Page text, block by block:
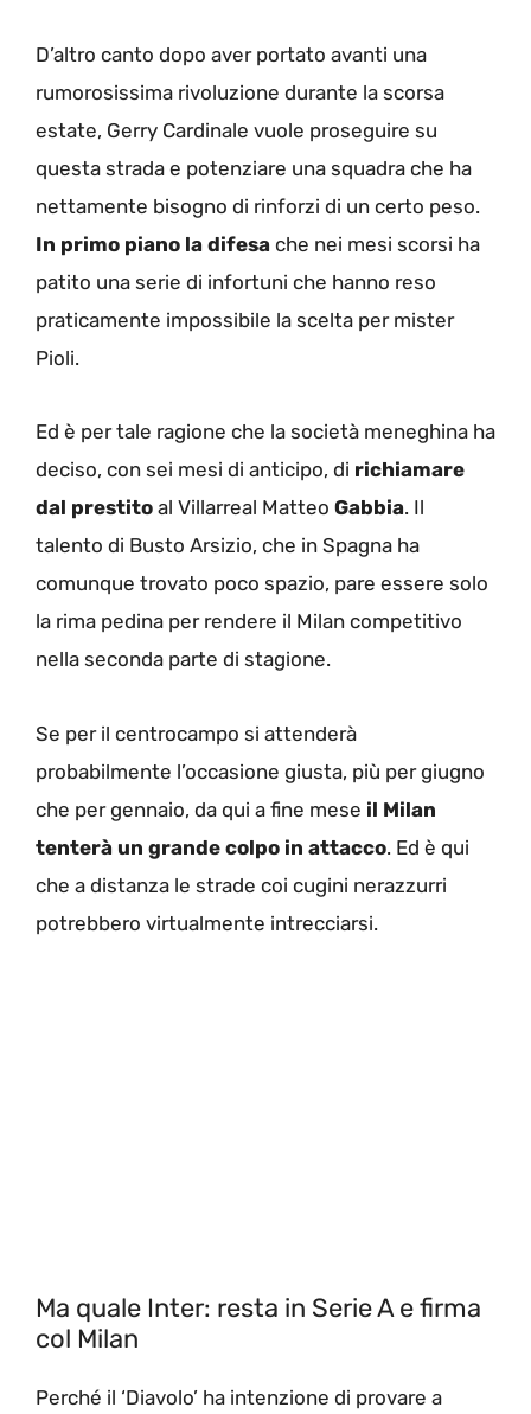
D’altro canto dopo aver portato avanti una
rumorosissima rivoluzione durante la scorsa
estate, Gerry Cardinale vuole proseguire su
questa strada e potenziare una squadra che ha
nettamente bisogno di rinforzi di un certo peso.
In primo piano la difesa che nei mesi scorsi ha
patito una serie di infortuni che hanno reso
praticamente impossibile la scelta per mister
Pioli.
Ed è per tale ragione che la società meneghina ha
deciso, con sei mesi di anticipo, di richiamare
dal prestito al Villarreal Matteo Gabbia. Il
talento di Busto Arsizio, che in Spagna ha
comunque trovato poco spazio, pare essere solo
la rima pedina per rendere il Milan competitivo
nella seconda parte di stagione.
Se per il centrocampo si attenderà
probabilmente l’occasione giusta, più per giugno
che per gennaio, da qui a fine mese il Milan
tenterà un grande colpo in attacco. Ed è qui
che a distanza le strade coi cugini nerazzurri
potrebbero virtualmente intrecciarsi.
Ma quale Inter: resta in Serie A e firma
col Milan
Perché il ‘Diavolo’ ha intenzione di provare a